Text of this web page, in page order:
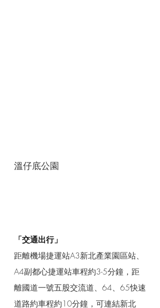
溫仔底公園
「交通出行」
距離機場捷運站A3新北產業園區站、
A4副都心捷運站車程約3-5分鐘，距
離國道一號五股交流道、64、65快速
道路約車程約10分鐘，可連結新北